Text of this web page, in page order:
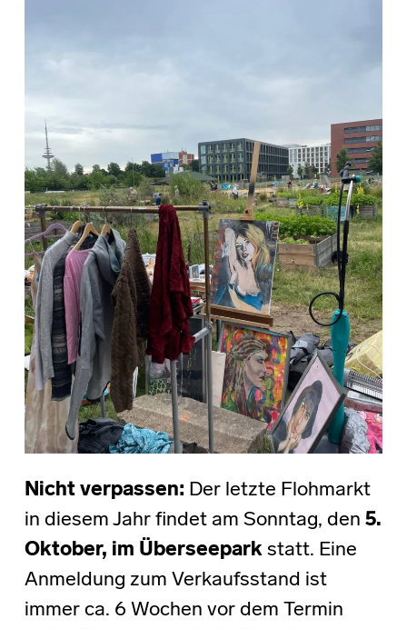
Nicht verpassen: Der letzte Flohmarkt
in diesem Jahr findet am Sonntag, den 5.
Oktober, im Überseeparkstatt. Eine
Anmeldung zum Verkaufsstand ist
immer ca. 6 Wochen vor dem Termin